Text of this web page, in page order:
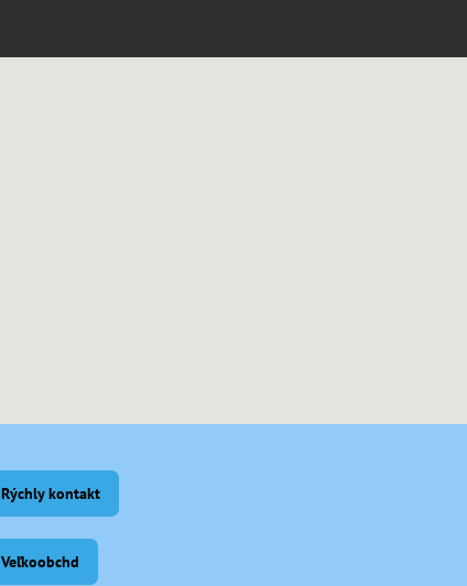
Rýchly kontakt
Veľkoobchd